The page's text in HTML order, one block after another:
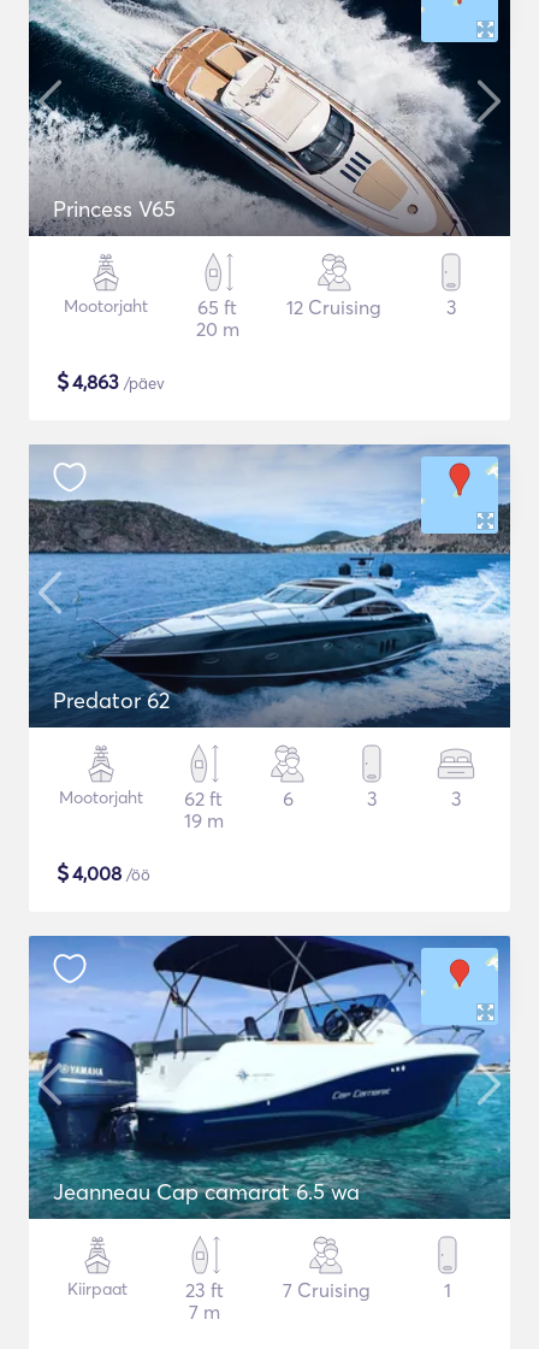
Princess V65
Mootorjaht
65 ft
20 m
12 Cruising 3
$4,863 /päev
Predator 62
Mootorjaht
62 ft
19 m
6 3 3
$4,008 /öö
Jeanneau Cap camarat 6.5 wa
Kiirpaat
23 ft
7 m
7 Cruising 1